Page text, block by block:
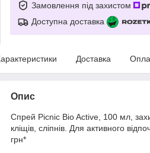
Замовлення під захистом
Доступна доставка
Доставка
Опис
Спрей Picnic Bio Active, 100 мл,
кліщів, сліпнів. Для активного
грн*